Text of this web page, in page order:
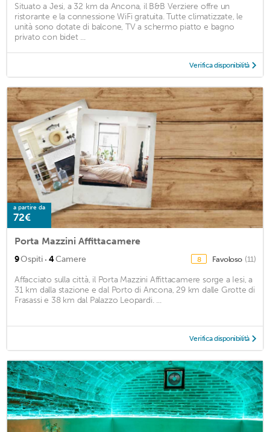
Situato a Jesi, a 32 km da Ancona, il B&B Verziere offre un
ristorante e la connessione WiFi gratuita. Tutte climatizzate, le
unità sono dotate di balcone, TV a schermo piatto e bagno
privato con bidet ...
Verifica disponibilità
a partire da
72€
Porta Mazzini Affittacamere
9Ospiti · 4Camere 8 Favoloso (11)
Affacciato sulla città, il Porta Mazzini Affittacamere sorge a Iesi, a
31 km dalla stazione e dal Porto di Ancona, 29 km dalle Grotte di
Frasassi e 38 km dal Palazzo Leopardi. ...
Verifica disponibilità